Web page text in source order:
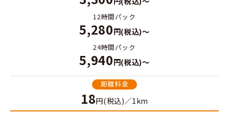
12時間パック
5,280円(税込)～
24時間パック
5,940円(税込)～
距離料金
18円(税込)／1km